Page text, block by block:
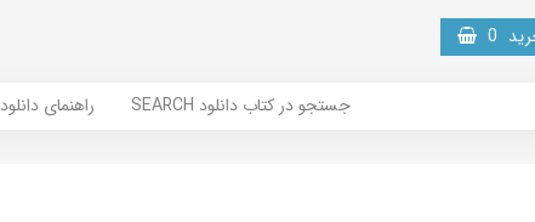
0
راهنمای دانلود SEARCH جستجو در کتاب دانلود